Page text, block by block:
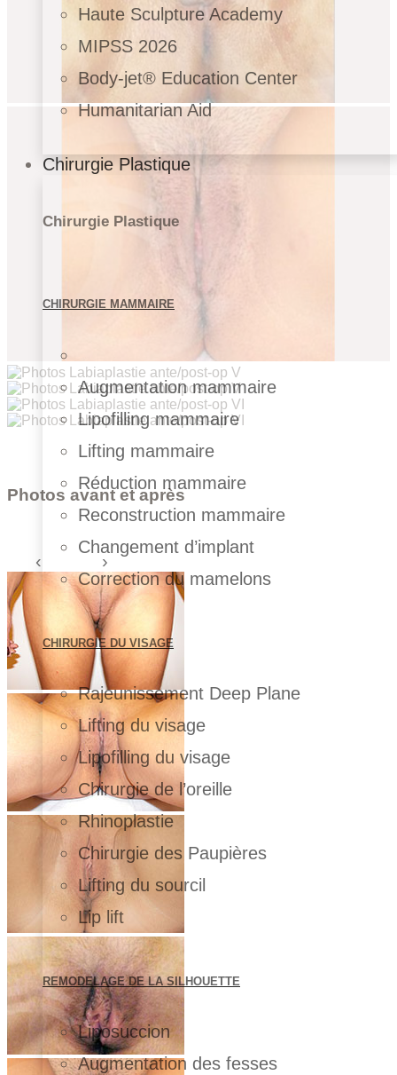
Haute Sculpture Academy
MIPSS 2026
Body-jet® Education Center
Humanitarian Aid
Chirurgie Plastique
Chirurgie Plastique
CHIRURGIE MAMMAIRE
Augmentation mammaire
Lipofilling mammaire
Lifting mammaire
Réduction mammaire
Reconstruction mammaire
Changement d’implant
Correction du mamelons
CHIRURGIE DU VISAGE
Rajeunissement Deep Plane
Lifting du visage
Lipofilling du visage
Chirurgie de l’oreille
Rhinoplastie
Chirurgie des Paupières
Lifting du sourcil
Lip lift
REMODELAGE DE LA SILHOUETTE
Liposuccion
Augmentation des fesses
Photos avant et après